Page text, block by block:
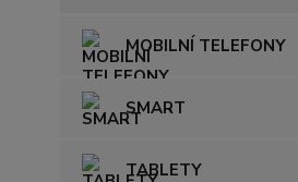
MOBILNÍ TELEFONY
SMART
TABLETY